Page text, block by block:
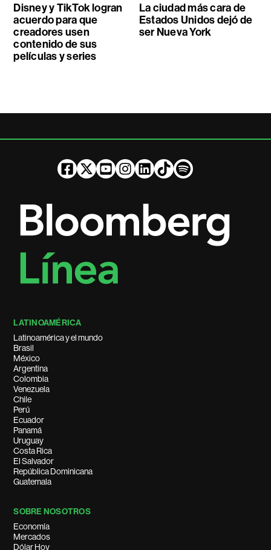
Disney y TikTok logran
acuerdo para que
creadores usen
contenido de sus
películas y series
La ciudad más cara de
Estados Unidos dejó de
ser Nueva York
LATINOAMÉRICA
Latinoamérica y el mundo
Brasil
México
Argentina
Colombia
Venezuela
Chile
Perú
Ecuador
Panamá
Uruguay
Costa Rica
El Salvador
República Dominicana
Guatemala
SOBRE NOSOTROS
Economía
Mercados
Dólar Hoy